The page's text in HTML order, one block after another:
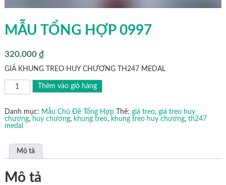
MẪU TỔNG HỢP 0997
320.000 ₫
GIÁ KHUNG TREO HUY CHƯƠNG TH247 MEDAL
MẪU
TỔNG
HỢP
số
lượng
Thêm vào giỏ hàng
Danh mục: Mẫu Chủ Đề Tổng Hợp Thẻ: giá treo, giá treo huy
chương, huy chương, khung treo, khung treo huy chương, th247
medal
Mô tả
Mô tả